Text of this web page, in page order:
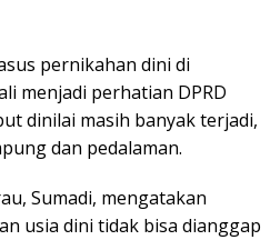
pernikahan dini di
menjadi perhatian DPRD
dinilai masih banyak terjadi,
dan pedalaman.
Sumadi, mengatakan
usia dini tidak bisa dianggap